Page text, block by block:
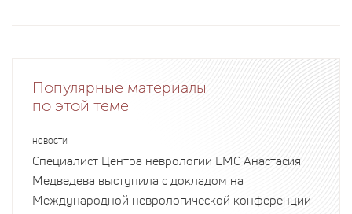
Популярные материалы
по этой теме
НОВОСТИ
Специалист Центра неврологии EMC Анастасия
Медведева выступила с докладом на
Международной неврологической конференции